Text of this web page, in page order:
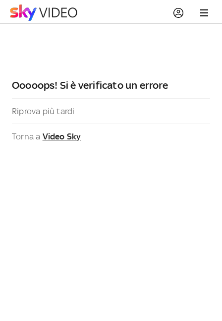
Ooooops! Si è verificato un errore
Riprova più tardi
Torna a Video Sky